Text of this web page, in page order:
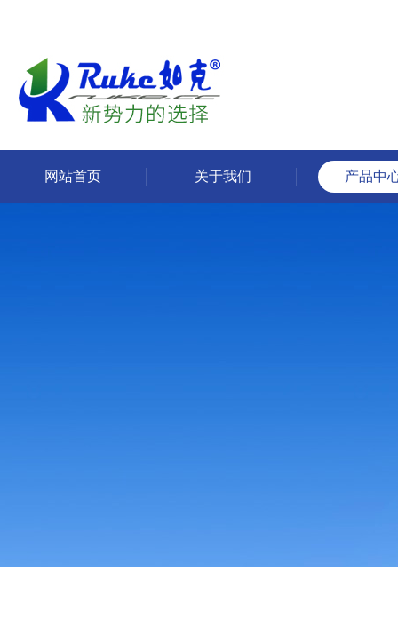
网站首页 关于我们 产品中